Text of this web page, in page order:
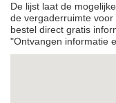
De lijst laat de
de vergaderruimte
bestel direct gratis
"Ontvangen informatie